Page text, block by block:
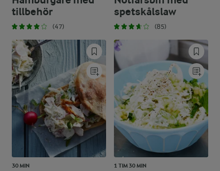
tillbehör
(47)
spetskålslaw
(85)
30 MIN 1 TIM 30 MIN